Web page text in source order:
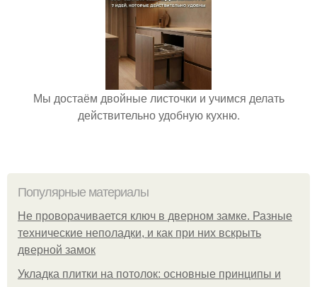
Мы достаём двойные листочки и учимся делать
действительно удобную кухню.
Популярные материалы
Не проворачивается ключ в дверном замке. Разные
технические неполадки, и как при них вскрыть
дверной замок
Укладка плитки на потолок: основные принципы и